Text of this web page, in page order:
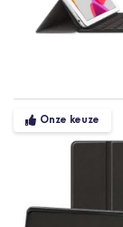
Onze keuze